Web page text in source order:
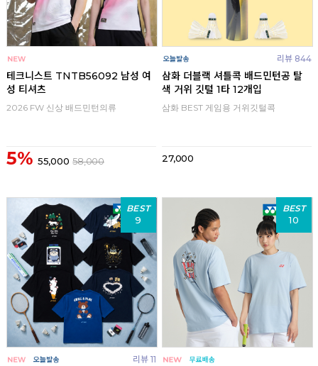
테크니스트 TNTB56092 남성 여
성 티셔츠
2026 FW 신상 배드민턴의류
5% 55,000 58,000
리뷰 844
삼화 더블랙 셔틀콕 배드민턴공 탈
색 거위 깃털 1타 12개입
삼화 BEST 게임용 거위깃털콕
27,000
BEST
9
리뷰 11
BEST
10